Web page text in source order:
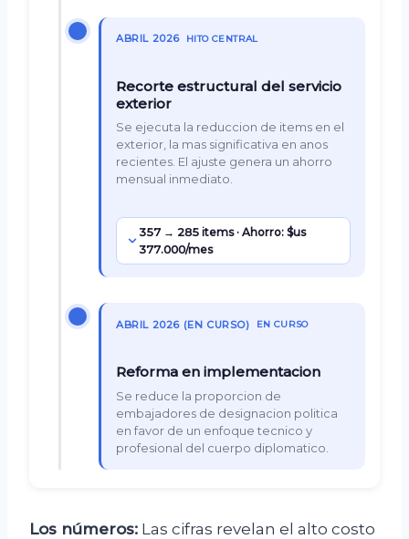
ABRIL 2026 HITO CENTRAL
Recorte estructural del servicio
exterior
Se ejecuta la reduccion de items en el
exterior, la mas significativa en anos
recientes. El ajuste genera un ahorro
mensual inmediato.
357 → 285 items · Ahorro: $us
377.000/mes
ABRIL 2026 (EN CURSO) EN CURSO
Reforma en implementacion
Se reduce la proporcion de
embajadores de designacion politica
en favor de un enfoque tecnico y
profesional del cuerpo diplomatico.
Los números: Las cifras revelan el alto costo